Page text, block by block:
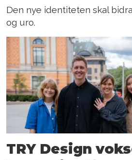
Den nye identiteten skal
og uro.
TRY Design